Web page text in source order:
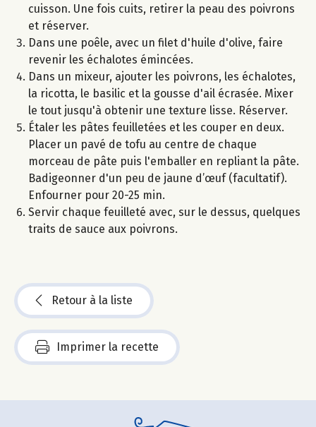
cuisson. Une fois cuits, retirer la peau des poivrons
et réserver.
Dans une poêle, avec un filet d'huile d'olive, faire
revenir les échalotes émincées.
Dans un mixeur, ajouter les poivrons, les échalotes,
la ricotta, le basilic et la gousse d'ail écrasée. Mixer
le tout jusqu'à obtenir une texture lisse. Réserver.
Étaler les pâtes feuilletées et les couper en deux.
Placer un pavé de tofu au centre de chaque
morceau de pâte puis l'emballer en repliant la pâte.
Badigeonner d'un peu de jaune d’œuf (facultatif).
Enfourner pour 20-25 min.
Servir chaque feuilleté avec, sur le dessus, quelques
traits de sauce aux poivrons.
Retour à la liste
Imprimer la recette